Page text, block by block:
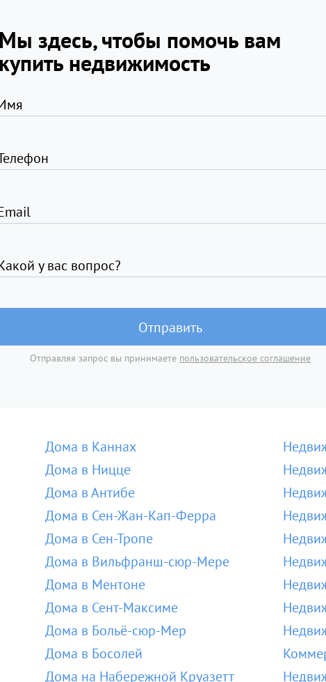
Мы здесь, чтобы помочь вам
купить недвижимость
у вас вопрос?
Отправить
Отправляя запрос вы принимаете пользовательское соглашение
Дома в Каннах
Дома в Ницце
Дома в Антибе
Дома в Сен-Жан-Кап-Ферра
Дома в Сен-Тропе
Дома в Вильфранш-сюр-Мере
Дома в Ментоне
Дома в Сент-Максиме
Дома в Больё-сюр-Мер
Дома в Босолей
Дома на Набережной Круазетт